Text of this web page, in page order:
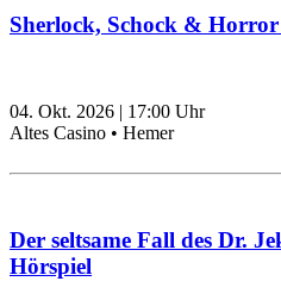
Sherlock, Schock &
04. Okt. 2026 | 17:00 Uhr
Altes Casino • Hemer
Der seltsame Fall des Dr.
Hörspiel